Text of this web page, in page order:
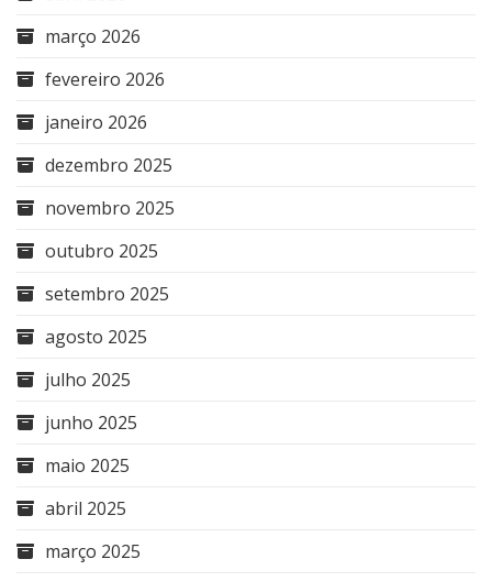
março 2026
fevereiro 2026
janeiro 2026
dezembro 2025
novembro 2025
outubro 2025
setembro 2025
agosto 2025
julho 2025
junho 2025
maio 2025
abril 2025
março 2025